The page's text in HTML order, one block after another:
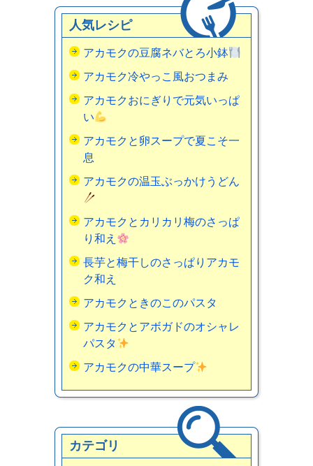
人気レシピ
アカモクの豆腐ネバとろ小鉢
アカモク冷やっこ風おつまみ
アカモクおにぎりで元気いっぱ
い
アカモクと卵スープで夏こそ一
息
アカモクの温玉ぶっかけうどん
アカモクとカリカリ梅のさっぱ
り和え
長芋と梅干しのさっぱりアカモ
ク和え
アカモクときのこのパスタ
アカモクとアボガドのオシャレ
パスタ
アカモクの中華スープ
カテゴリ